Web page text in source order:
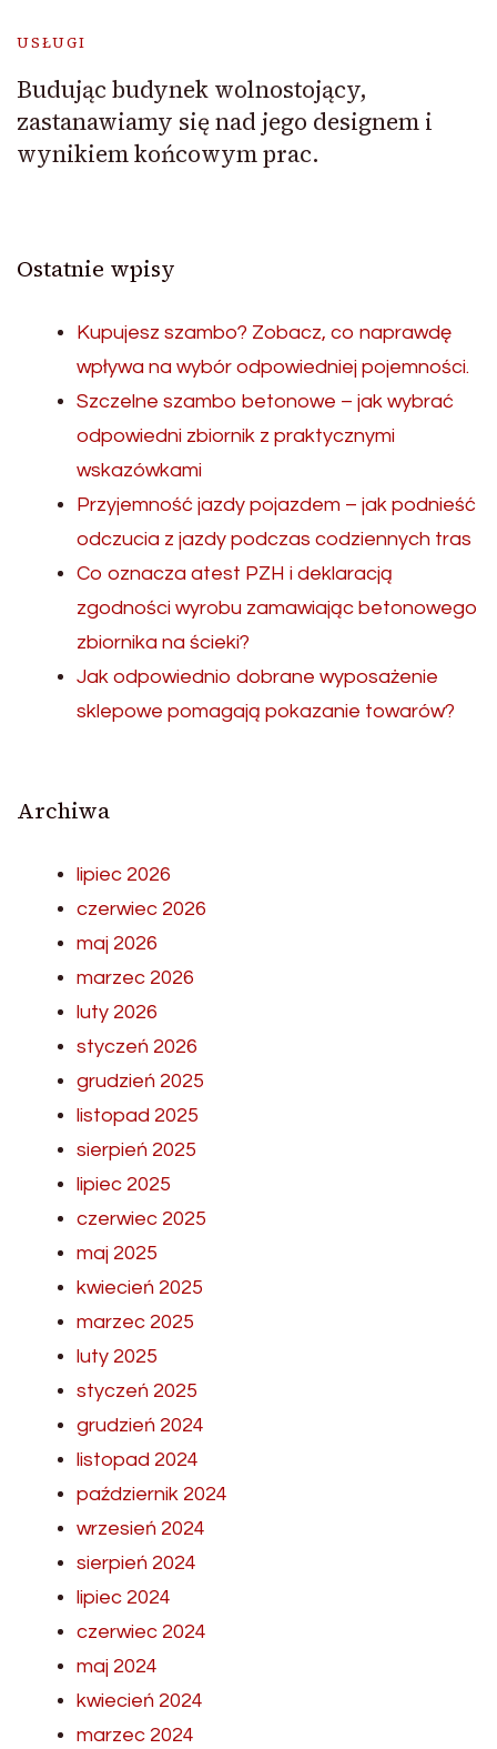
USŁUGI
Budując budynek wolnostojący,
zastanawiamy się nad jego designem i
wynikiem końcowym prac.
Ostatnie wpisy
Kupujesz szambo? Zobacz, co naprawdę
wpływa na wybór odpowiedniej pojemności.
Szczelne szambo betonowe – jak wybrać
odpowiedni zbiornik z praktycznymi
wskazówkami
Przyjemność jazdy pojazdem – jak podnieść
odczucia z jazdy podczas codziennych tras
Co oznacza atest PZH i deklaracją
zgodności wyrobu zamawiając betonowego
zbiornika na ścieki?
Jak odpowiednio dobrane wyposażenie
sklepowe pomagają pokazanie towarów?
Archiwa
lipiec 2026
czerwiec 2026
maj 2026
marzec 2026
luty 2026
styczeń 2026
grudzień 2025
listopad 2025
sierpień 2025
lipiec 2025
czerwiec 2025
maj 2025
kwiecień 2025
marzec 2025
luty 2025
styczeń 2025
grudzień 2024
listopad 2024
październik 2024
wrzesień 2024
sierpień 2024
lipiec 2024
czerwiec 2024
maj 2024
kwiecień 2024
marzec 2024